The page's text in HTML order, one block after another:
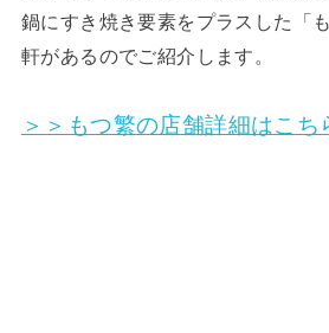
鍋にすき焼き要素をプラスした「
軒があるのでご紹介します。
＞＞もつ繁の店舗詳細はこち